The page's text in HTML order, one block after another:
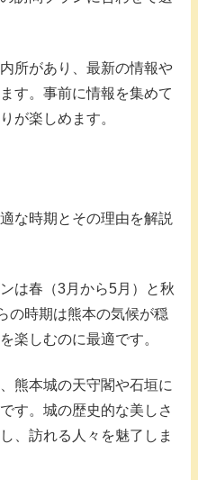
所があり、最新の情報や
す。事前に情報を集めて
が楽しめます。
な時期とその理由を解説
は春（3月から5月）と秋
の時期は熊本の気候が穏
楽しむのに最適です。
熊本城の天守閣や石垣に
す。城の歴史的な美しさ
、訪れる人々を魅了しま